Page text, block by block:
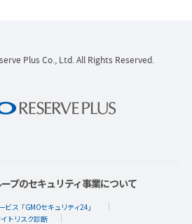
Plus Co., Ltd. All Rights Reserved.
プのセキュリティ事業について
ス「GMOセキュリティ24」
トリスク診断